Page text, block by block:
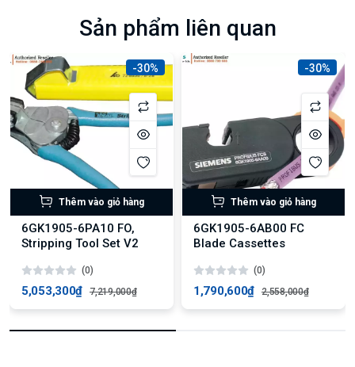
Sản phẩm liên quan
-30%
Thêm vào giỏ hàng
6GK1905-6PA10 FO,
Stripping Tool Set V2
(0)
5,053,300₫ 7,219,000₫
-30%
Thêm vào giỏ hàng
6GK1905-6AB00 FC
Blade Cassettes
(0)
1,790,600₫ 2,558,000₫